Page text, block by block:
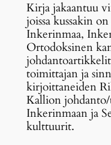
Kirja jakaantuu
joissa kussakin
Inkerinmaa,
Ortodoksinen
toimittajan ja
kirjoittaneiden
Kallion
Inkerinmaan ja
kulttuurit.